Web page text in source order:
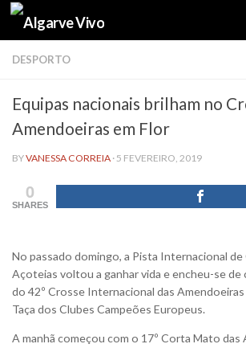
Skip to content
DESPORTO
Equipas nacionais brilham no
Amendoeiras em Flor
BYVANESSA CORREIA · 5 FEVEREIRO, 2019
0
SHARES
No passado domingo, a Pista Internacional de
Açoteias voltou a ganhar vida e encheu-se de
do 42º Crosse Internacional das Amendoeiras
Taça dos Clubes Campeões Europeus.
A manhã começou com o 17º Corta Mato das